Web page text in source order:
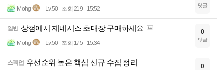
Mohg Lv.50 조회 219 15:52 댓글
일반 상점에서 제네시스 초대장 구매하세요
Mohg Lv.50 조회 175 15:34
0
댓글
스펙업 우선순위 높은 핵심 신규 수집 정리 0